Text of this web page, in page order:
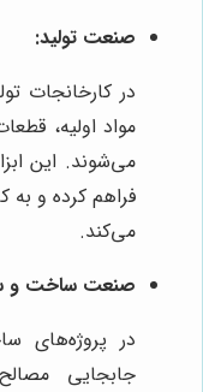
صنعت تولید:
در کارخانجات
مواد اولیه،
می‌شوند. این
فراهم کرده و
می‌کند.
صنعت ساخت و
در پروژه‌های
جابجایی